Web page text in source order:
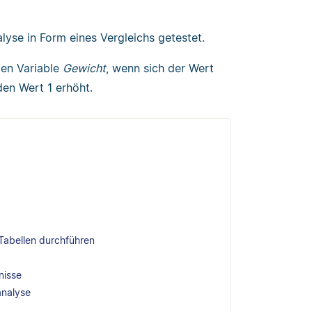
in Form eines Vergleichs getestet.
Variable Gewicht, wenn sich der Wert
Wert 1 erhöht.
durchführen